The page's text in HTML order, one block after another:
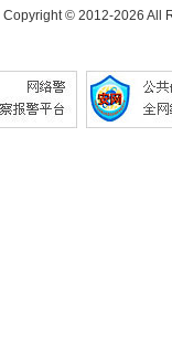
Copyright © 2012-2026 All